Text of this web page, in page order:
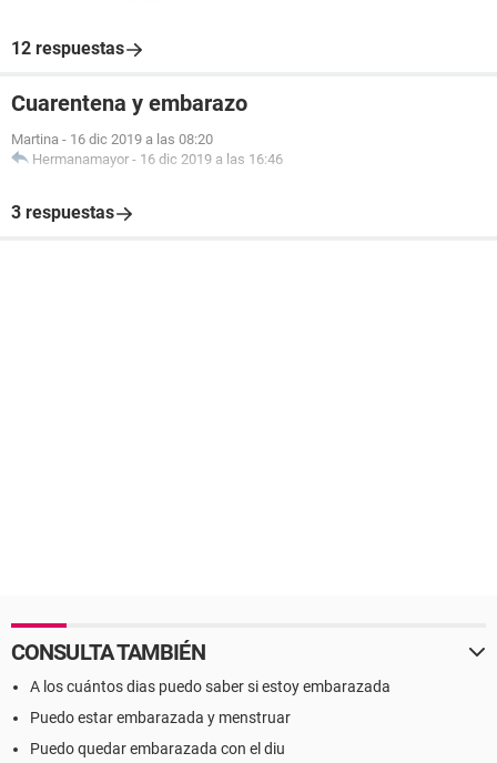
12 respuestas
Cuarentena y embarazo
Martina - 16 dic 2019 a las 08:20
Hermanamayor - 16 dic 2019 a las 16:46
3 respuestas
CONSULTA TAMBIÉN
A los cuántos dias puedo saber si estoy embarazada
Puedo estar embarazada y menstruar
Puedo quedar embarazada con el diu